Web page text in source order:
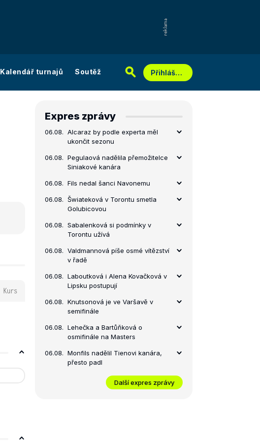
Kalendář turnajů Soutěž Přihlášení
Kurs
Expres zprávy
06.08. Alcaraz by podle experta měl
ukončit sezonu
06.08. Pegulaová nadělila přemožitelce
Siniakové kanára
06.08. Fils nedal šanci Navonemu
06.08. Šwiateková v Torontu smetla
Golubicovou
06.08. Sabalenková si podmínky v
Torontu užívá
06.08. Valdmannová píše osmé vítězství
v řadě
06.08. Laboutková i Alena Kovačková v
Lipsku postupují
06.08. Knutsonová je ve Varšavě v
semifinále
06.08. Lehečka a Bartůňková o
osmifinále na Masters
06.08. Monfils nadělil Tienovi kanára,
přesto padl
Další expres zprávy